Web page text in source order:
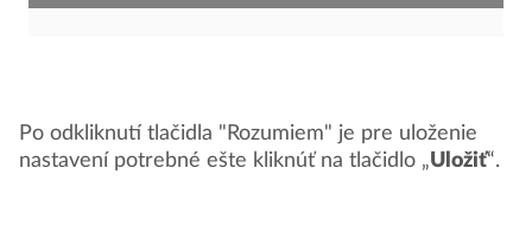
Po odkliknutí tlačidla "Rozumiem" je pre uloženie
nastavení potrebné ešte kliknúť na tlačidlo „Uložiť“.